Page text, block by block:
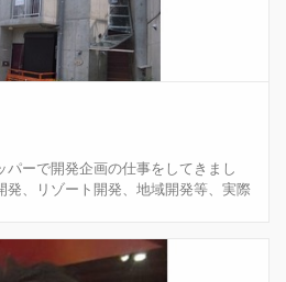
パーで開発企画の仕事をしてきまし
発、リゾート開発、地域開発等、実際
ティングマスター、宅地建物取引士